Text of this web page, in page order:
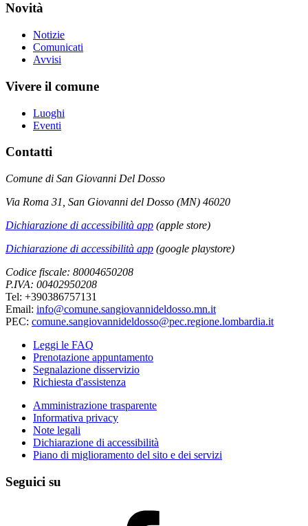
Novità
Notizie
Comunicati
Avvisi
Vivere il comune
Luoghi
Eventi
Contatti
Comune di San Giovanni Del Dosso
Via Roma 31, San Giovanni del Dosso (MN) 46020
Dichiarazione di accessibilità app (apple store)
Dichiarazione di accessibilità app (google playstore)
Codice fiscale: 80004650208
P.IVA: 00402950208
Tel: +390386757131
Email: info@comune.sangiovannideldosso.mn.it
PEC: comune.sangiovannideldosso@pec.regione.lombardia.it
Leggi le FAQ
Prenotazione appuntamento
Segnalazione disservizio
Richiesta d'assistenza
Amministrazione trasparente
Informativa privacy
Note legali
Dichiarazione di accessibilità
Piano di miglioramento del sito e dei servizi
Seguici su